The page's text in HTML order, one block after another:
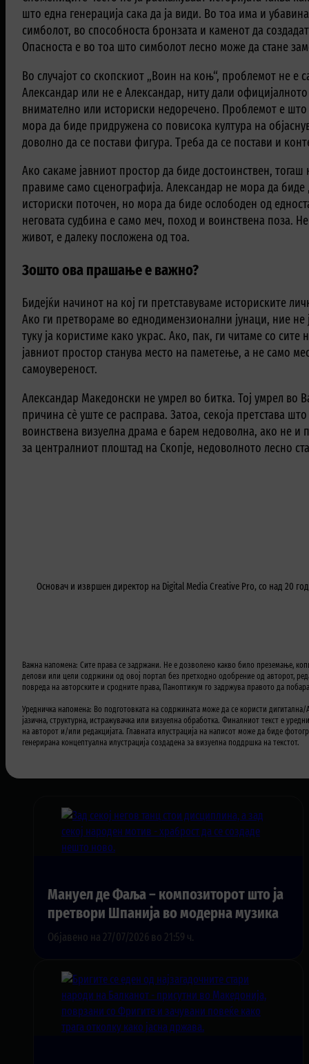
што една генерација сака да ја види. Во тоа има и
симболот, во способноста бронзата и каменот да
Опасноста е во тоа што симболот лесно може да стане
Во случајот со скопскиот „Воин на коњ“, проблемот не е
Александар или не е Александар, ниту дали
внимателно или историски недоречено. Проблемот е што
мора да биде придружена со повисока култура на
доволно да се постави фигура. Треба да се постави и
Ако сакаме јавниот простор да биде достоинствен, тогаш
правиме само сценографија. Александар не мора да
историски поточен, но мора да биде ослободен од
неговата судбина е само меч, поход и воинствена поза.
живот, е далеку посложена од тоа.
Зошто ова прашање е важно?
Бидејќи начинот на кој ги претставуваме историските
Ако ги претвораме во еднодимензионални јунаци, ние не
туку ја користиме како украс. Ако, пак, ги читаме со
јавниот простор станува место на паметење, а не само
самоувереност.
Александар Македонски не умрел во битка. Тој умрел во
причина сè уште се расправа. Затоа, секоја претстава
воинствена визуелна драма е барем недоволна, ако не и
за централниот плоштад на Скопје, недоволното лесно
Основач и извршен директор на Digital Media Creative Pro, со над 20
Важна напомена: Сите права се задржани. Не е дозволено какво било преземање,
делови или цели содржини од овој портал без претходно одобрение од авторот,
повреда на авторските и сродните права, Паноптикум го задржува правото да
Уредничка напомена: Во подготовката на содржината може да се користи дигитална/
јазична, структурна, истражувачка или визуелна обработка. Финалниот текст е
на авторот и/или редакцијата. Главната илустрација на написот може да биде
генерирана концептуална илустрација создадена за визуелна поддршка на текстот.
Мануел де Фаља – композиторот што ја
претвори Шпанија во модерна музика
Објавено на 27/07/2026 во 21:59 ч.